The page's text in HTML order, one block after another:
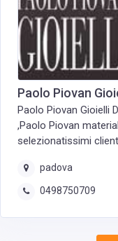
Paolo Piovan
Paolo Piovan Gioielli
,Paolo Piovan
selezionatissimi
padova
0498750709